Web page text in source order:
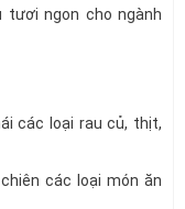
tươi ngon cho ngành
các loại rau củ, thịt,
các loại món ăn